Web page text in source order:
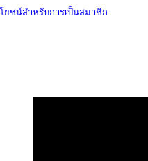
ยชน์สำหรับการเป็นสมาชิก